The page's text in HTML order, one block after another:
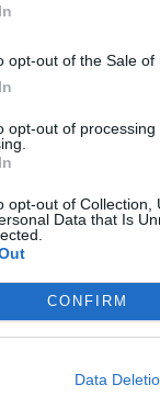
opt-out of the Sale of
opt-out of
opt-out of Collection,
Data that Is
CONFIRM
Data
–